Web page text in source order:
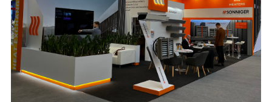
Kurtyna Guard One